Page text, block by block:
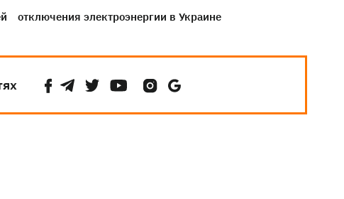
отключения электроэнергии в Украине